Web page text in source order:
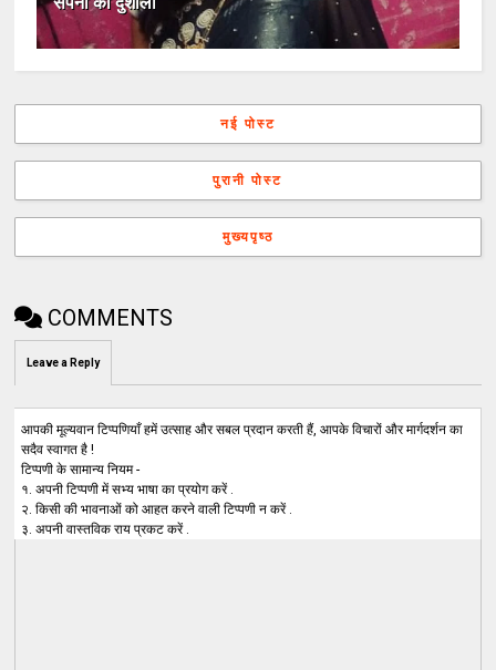
नई पोस्ट
पुरानी पोस्ट
मुख्यपृष्ठ
COMMENTS
Leave a Reply
आपकी मूल्यवान टिप्पणियाँ हमें उत्साह और सबल प्रदान करती हैं, आपके विचारों और मार्गदर्शन का
सदैव स्वागत है !
टिप्पणी के सामान्य नियम -
१. अपनी टिप्पणी में सभ्य भाषा का प्रयोग करें .
२. किसी की भावनाओं को आहत करने वाली टिप्पणी न करें .
३. अपनी वास्तविक राय प्रकट करें .